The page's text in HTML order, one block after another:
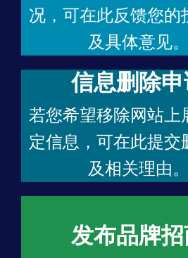
况，可在此反馈您的
及具体意见。
信息删除
若您希望移除网站上
定信息，可在此提交
及相关理由。
发布品牌